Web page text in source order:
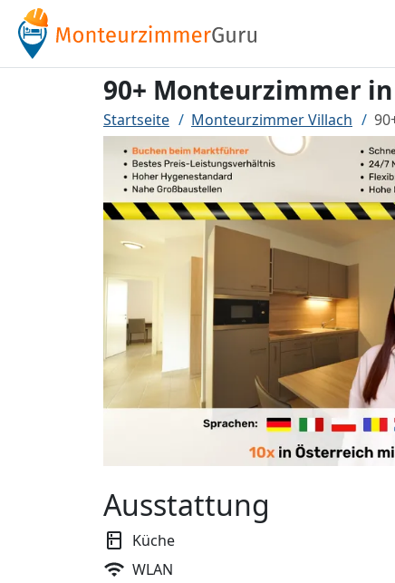
90+ Monteurzimmer
Startseite Monteurzimmer Villach
Ausstattung
Küche
WLAN